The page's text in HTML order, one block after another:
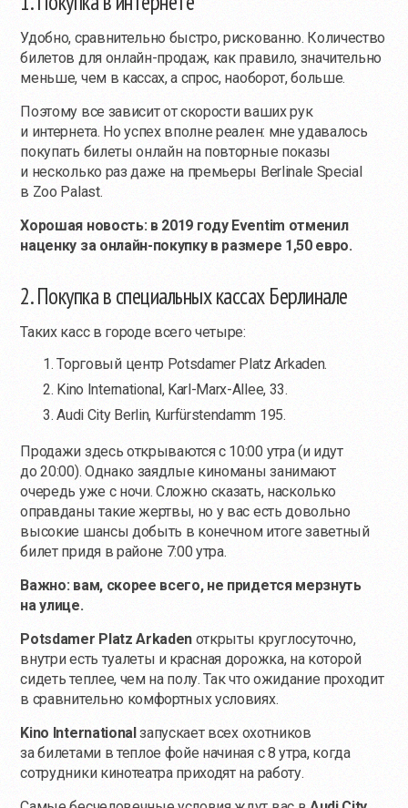
Удобно, сравнительно быстро, рискованно. Количество
билетов для онлайн-продаж, как правило, значительно
меньше, чем в кассах, а спрос, наоборот, больше.
Поэтому все зависит от скорости ваших рук
и интернета. Но успех вполне реален: мне удавалось
покупать билеты онлайн на повторные показы
и несколько раз даже на премьеры Berlinale Special
в Zoo Palast.
Хорошая новость: в 2019 году Eventim отменил
наценку за онлайн-покупку в размере 1,50 евро.
2. Покупка в специальных кассах Берлинале
Таких касс в городе всего четыре:
Торговый центр Potsdamer Platz Arkaden.
Kino International, Karl-Marx-Allee, 33.
Audi City Berlin, Kurfürstendamm 195.
Продажи здесь открываются с 10:00 утра (и идут
до 20:00). Однако заядлые киноманы занимают
очередь уже с ночи. Сложно сказать, насколько
оправданы такие жертвы, но у вас есть довольно
высокие шансы добыть в конечном итоге заветный
билет придя в районе 7:00 утра.
Важно: вам, скорее всего, не придется мерзнуть
на улице.
Potsdamer Platz Arkaden открыты круглосуточно,
внутри есть туалеты и красная дорожка, на которой
сидеть теплее, чем на полу. Так что ожидание проходит
в сравнительно комфортных условиях.
Kino Internationalзапускает всех охотников
за билетами в теплое фойе начиная с 8 утра, когда
сотрудники кинотеатра приходят на работу.